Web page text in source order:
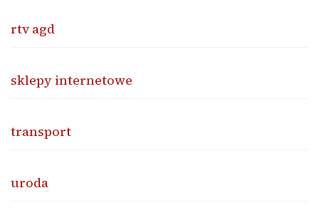
rtv agd
sklepy internetowe
transport
uroda